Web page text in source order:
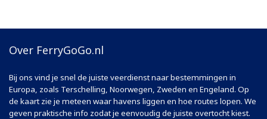
Over FerryGoGo.nl
Bij ons vind je snel de juiste veerdienst naar bestemmingen in
Europa, zoals Terschelling, Noorwegen, Zweden en Engeland. Op
de kaart zie je meteen waar havens liggen en hoe routes lopen. We
geven praktische info zodat je eenvoudig de juiste overtocht kiest.